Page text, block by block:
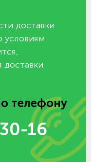
доставки
условиям
доставки
телефону
16